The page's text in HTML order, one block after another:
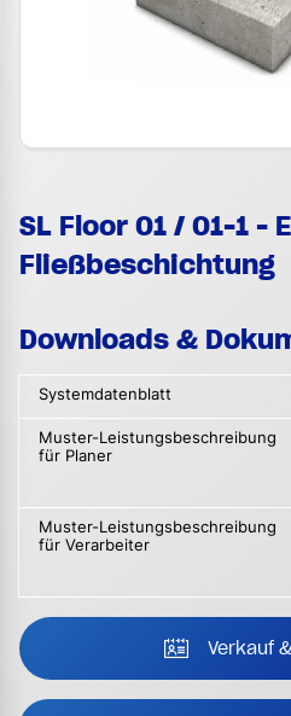
SL Floor 01 / 01-1 -
Fließbeschichtung
Downloads &
Systemdatenblatt
Muster-Leistungsbeschreibung
für Planer
Muster-Leistungsbeschreibung
für Verarbeiter
Verkauf